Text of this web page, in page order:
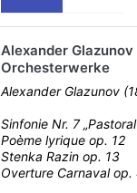
Alexander Glazunov
Orchesterwerke
Alexander Glazunov
Sinfonie Nr. 7
Poème lyrique op. 12
Stenka Razin op. 13
Overture Carnaval op.